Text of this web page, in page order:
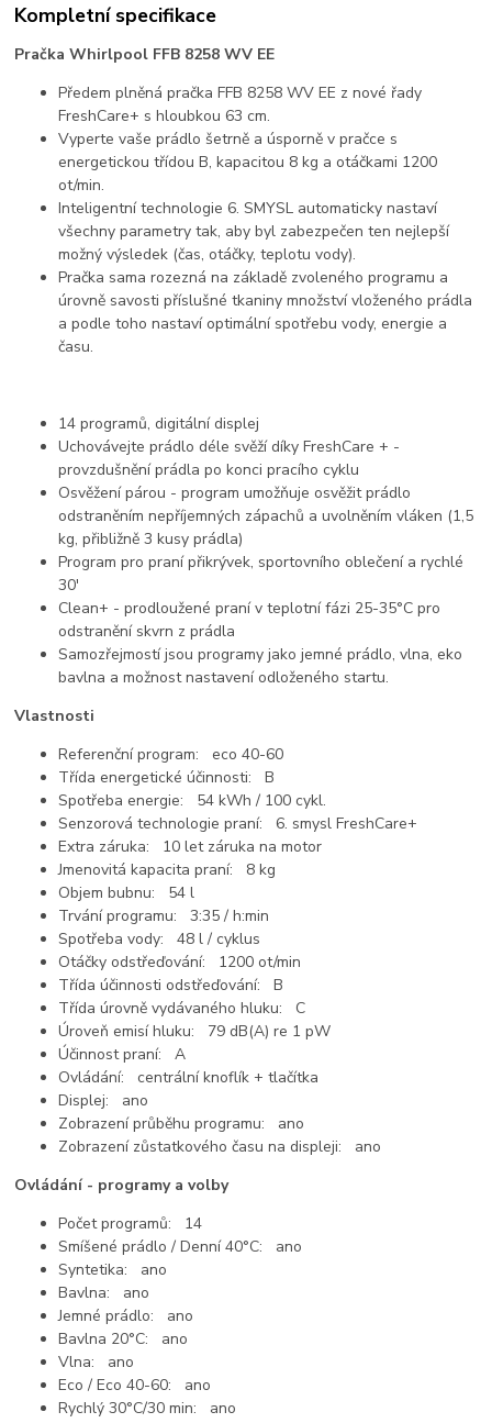
Kompletní specifikace
Pračka Whirlpool FFB 8258 WV EE
Předem plněná pračka FFB 8258 WV EE z nové řady
FreshCare+ s hloubkou 63 cm.
Vyperte vaše prádlo šetrně a úsporně v pračce s
energetickou třídou B, kapacitou 8 kg a otáčkami 1200
ot/min.
Inteligentní technologie 6. SMYSL automaticky nastaví
všechny parametry tak, aby byl zabezpečen ten nejlepší
možný výsledek (čas, otáčky, teplotu vody).
Pračka sama rozezná na základě zvoleného programu a
úrovně savosti příslušné tkaniny množství vloženého prádla
a podle toho nastaví optimální spotřebu vody, energie a
času.
14 programů, digitální displej
Uchovávejte prádlo déle svěží díky FreshCare + -
provzdušnění prádla po konci pracího cyklu
Osvěžení párou - program umožňuje osvěžit prádlo
odstraněním nepříjemných zápachů a uvolněním vláken (1,5
kg, přibližně 3 kusy prádla)
Program pro praní přikrývek, sportovního oblečení a rychlé
30'
Clean+ - prodloužené praní v teplotní fázi 25-35°C pro
odstranění skvrn z prádla
Samozřejmostí jsou programy jako jemné prádlo, vlna, eko
bavlna a možnost nastavení odloženého startu.
Vlastnosti
Referenční program: eco 40-60
Třída energetické účinnosti: B
Spotřeba energie: 54 kWh / 100 cykl.
Senzorová technologie praní: 6. smysl FreshCare+
Extra záruka: 10 let záruka na motor
Jmenovitá kapacita praní: 8 kg
Objem bubnu: 54 l
Trvání programu: 3:35 / h:min
Spotřeba vody: 48 l / cyklus
Otáčky odstřeďování: 1200 ot/min
Třída účinnosti odstřeďování: B
Třída úrovně vydávaného hluku: C
Úroveň emisí hluku: 79 dB(A) re 1 pW
Účinnost praní: A
Ovládání: centrální knoflík + tlačítka
Displej: ano
Zobrazení průběhu programu: ano
Zobrazení zůstatkového času na displeji: ano
Ovládání - programy a volby
Počet programů: 14
Smíšené prádlo / Denní 40°C: ano
Syntetika: ano
Bavlna: ano
Jemné prádlo: ano
Bavlna 20°C: ano
Vlna: ano
Eco / Eco 40-60: ano
Rychlý 30°C/30 min: ano